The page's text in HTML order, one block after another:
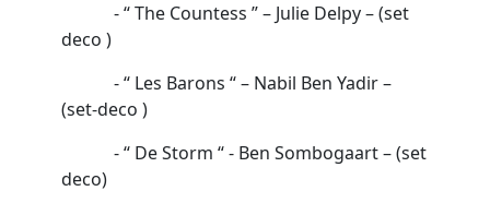
- “ The Countess ” – Julie Delpy – (set
deco )
- “ Les Barons “ – Nabil Ben Yadir –
(set-deco )
- “ De Storm “ - Ben Sombogaart – (set
deco)